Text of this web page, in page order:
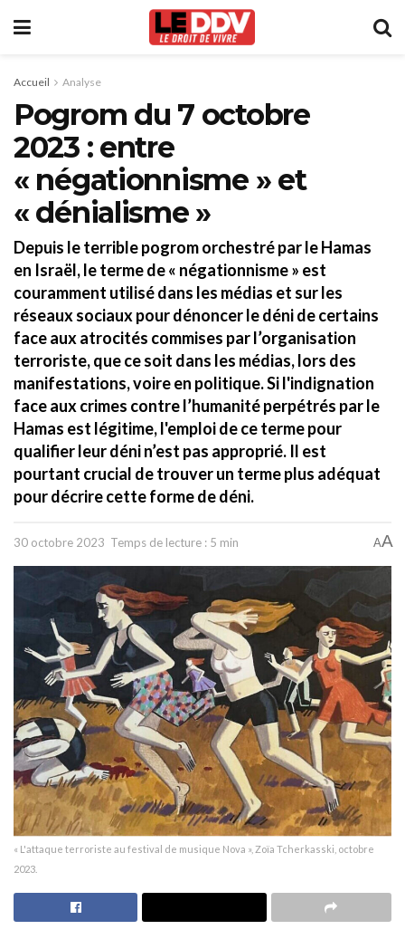
Accueil Analyse
Pogrom du 7 octobre
2023 : entre
« négationnisme » et
« dénialisme »
Depuis le terrible pogrom orchestré par le Hamas
en Israël, le terme de « négationnisme » est
couramment utilisé dans les médias et sur les
réseaux sociaux pour dénoncer le déni de certains
face aux atrocités commises par l’organisation
terroriste, que ce soit dans les médias, lors des
manifestations, voire en politique. Si l'indignation
face aux crimes contre l’humanité perpétrés par le
Hamas est légitime, l'emploi de ce terme pour
qualifier leur déni n’est pas approprié. Il est
pourtant crucial de trouver un terme plus adéquat
pour décrire cette forme de déni.
30 octobre 2023 Temps de lecture : 5 min AA
« L'attaque terroriste au festival de musique Nova », Zoïa Tcherkasski, octobre
2023.